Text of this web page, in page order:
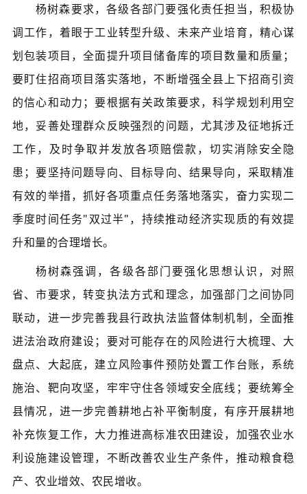
杨树森要求，各级各部门要强化责任担当，积极协
调工作，着眼于工业转型升级、未来产业培育，精心谋
划包装项目，全面提升项目储备库的项目数量和质量；
要盯住招商项目落实落地，不断增强全县上下招商引资
的信心和动力；要根据有关政策要求，科学规划利用空
地，妥善处理群众反映强烈的问题，尤其涉及征地拆迁
工作，及时争取并发放各项赔偿款，切实消除安全隐
患；要坚持问题导向、目标导向、结果导向，采取精准
有效的举措，抓好各项重点任务落地落实，奋力实现二
季度时间任务"双过半"，持续推动经济实现质的有效提
升和量的合理增长。
杨树森强调，各级各部门要强化思想认识，对照
省、市要求，转变执法方式和理念，加强部门之间协同
联动，进一步完善我县行政执法监督体制机制，全面推
进法治政府建设；要对可能存在的风险进行大梳理、大
盘点、大起底，建立风险事件预防处置工作台账，系统
施治、靶向攻坚，牢牢守住各领域安全底线；要统筹全
县情况，进一步完善耕地占补平衡制度，有序开展耕地
补充恢复工作，大力推进高标准农田建设，加强农业水
利设施建设管理，不断改善农业生产条件，推动粮食稳
产、农业增效、农民增收。